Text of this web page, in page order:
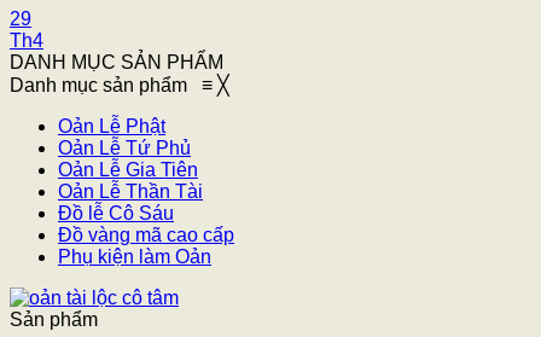
29
Th4
DANH MỤC SẢN PHẨM
Danh mục sản phẩm ≡ ╳
Oản Lễ Phật
Oản Lễ Tứ Phủ
Oản Lễ Gia Tiên
Oản Lễ Thần Tài
Đồ lễ Cô Sáu
Đồ vàng mã cao cấp
Phụ kiện làm Oản
Sản phẩm